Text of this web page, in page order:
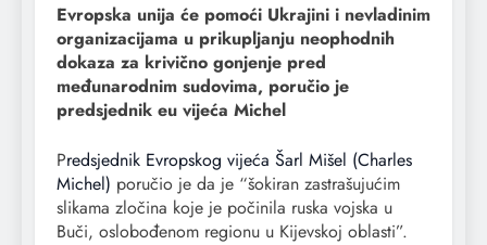
Evropska unija će pomoći Ukrajini i nevladinim
organizacijama u prikupljanju neophodnih
dokaza za krivično gonjenje pred
međunarodnim sudovima, poručio je
predsjednik eu vijeća Michel
Predsjednik Evropskog vijeća Šarl Mišel (Charles
Michel) poručio je da je “šokiran zastrašujućim
slikama zločina koje je počinila ruska vojska u
Buči, oslobođenom regionu u Kijevskoj oblasti”.